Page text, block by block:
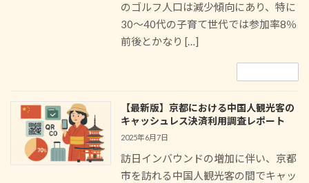
のゴルフ人口は減少傾向にあり、特に
30〜40代の子育て世代では参加率8％
前後とかなり […]
【最新版】京都における中国人観光客の
キャッシュレス決済利用調査レポート
2025年6月7日
訪日インバウンドの増加に伴い、京都
市を訪れる中国人観光客の間でキャッ